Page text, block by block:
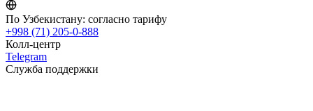
По Узбекистану: согласно тарифу
+998 (71) 205-0-888
Колл-центр
Telegram
Служба поддержки